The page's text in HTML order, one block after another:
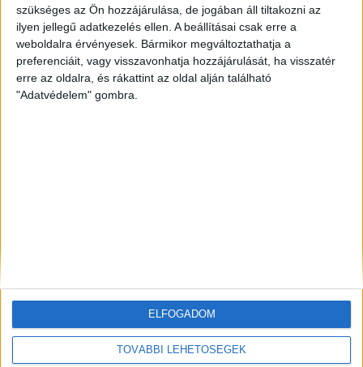
szükséges az Ön hozzájárulása, de jogában áll tiltakozni az
ilyen jellegű adatkezelés ellen. A beállításai csak erre a
weboldalra érvényesek. Bármikor megváltoztathatja a
preferenciáit, vagy visszavonhatja hozzájárulását, ha visszatér
erre az oldalra, és rákattint az oldal alján található
"Adatvédelem" gombra.
TOVÁBBI LEHETŐSÉGEK
ELFOGADOM
ZÖLDINFÓ 15 óra telt el a létrehozás óta
Hőségriasztás Magyarországon: emelkedik a Duna,
miközben rekordközeli a rendszerterhelés
ZÖLD KÖZLEKEDÉS 15 óra telt el a létrehozás óta
Hőhullám és energiacsúcs: a GreenGo napi 200 kW-